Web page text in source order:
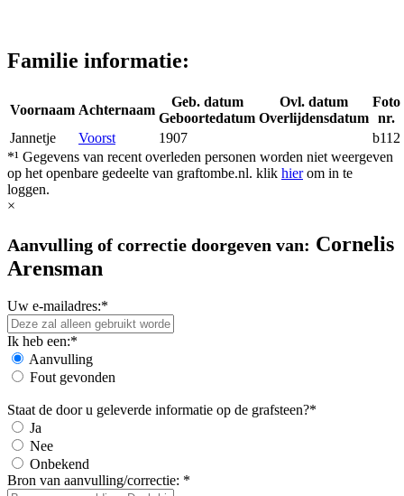
Familie informatie:
Voornaam Achternaam
Geb. datum
Geboortedatum
Ovl. datum
Overlijdensdatum
Foto
nr.
Jannetje
Voorst 1907
b112
*¹ Gegevens van recent overleden personen worden niet weergeven
op het openbare gedeelte van graftombe.nl. klik hierom in te
loggen.
×
Aanvulling of correctie doorgeven van: Cornelis
Arensman
Uw e-mailadres:*
Ik heb een:*
Aanvulling
Fout gevonden
Staat de door u geleverde informatie op de grafsteen?*
Ja
Nee
Onbekend
Bron van aanvulling/correctie: *